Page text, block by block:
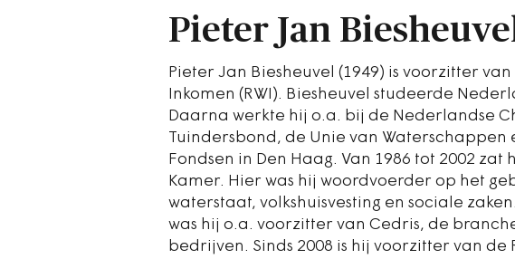
Pieter Jan
Pieter Jan Biesheuvel (1949) is voorzitter
Inkomen (RWI). Biesheuvel studeerde
Daarna werkte hij o.a. bij de Nederlandse
Tuindersbond, de Unie van Waterschappen
Fondsen in Den Haag. Van 1986 tot 2002 zat
Kamer. Hier was hij woordvoerder op het
waterstaat, volkshuisvesting en sociale
was hij o.a. voorzitter van Cedris, de
bedrijven. Sinds 2008 is hij voorzitter van de